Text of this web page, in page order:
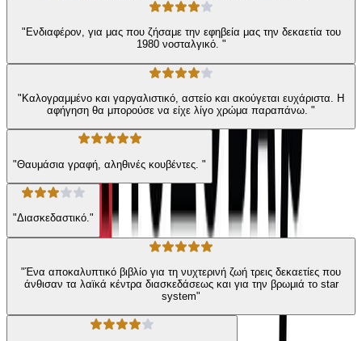
"Ενδιαφέρον, για μας που ζήσαμε την εφηβεία μας την δεκαετία του
1980 νοσταλγικό. "
"Καλογραμμένο και γαργαλιστικό, αστείο και ακούγεται ευχάριστα. Η
αφήγηση θα μπορούσε να είχε λίγο χρώμα παραπάνω. "
"Θαυμάσια γραφή, αληθινές κουβέντες. "
"Διασκεδαστικό."
"Ένα αποκαλυπτικό βιβλίο για τη νυχτερινή ζωή τρεις δεκαετίες που
άνθισαν τα λαϊκά κέντρα διασκεδάσεως και για την βρωμιά το star
system"